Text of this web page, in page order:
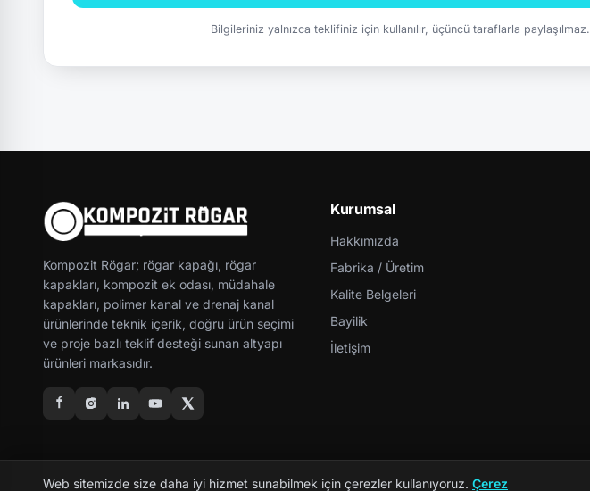
Bilgileriniz yalnızca teklifiniz için kullanılır, üçüncü taraflarla paylaşılmaz.
Kompozit Rögar; rögar kapağı, rögar
kapakları, kompozit ek odası, müdahale
kapakları, polimer kanal ve drenaj kanal
ürünlerinde teknik içerik, doğru ürün seçimi
ve proje bazlı teklif desteği sunan altyapı
ürünleri markasıdır.
Kurumsal
Hakkımızda
Fabrika / Üretim
Kalite Belgeleri
Bayilik
İletişim
Web sitemizde size daha iyi hizmet sunabilmek için çerezler kullanıyoruz. Çerez